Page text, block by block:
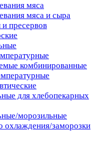
мяса
мяса и сыра
пресервов
комбинированные
для хлебопекарных
морозильные
заморозки